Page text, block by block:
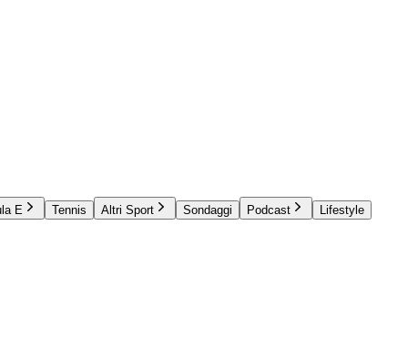
E Tennis Altri Sport Sondaggi Podcast Lifestyle